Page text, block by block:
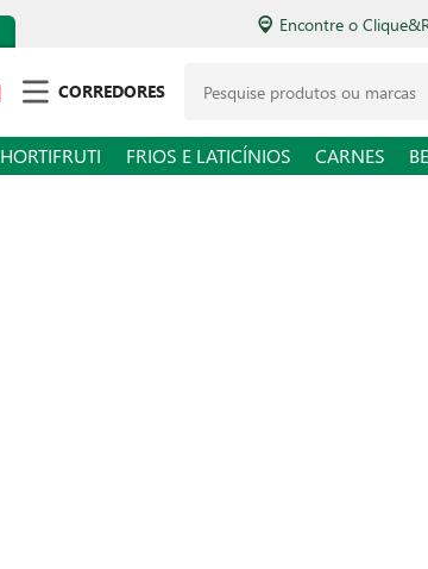
Encontre o
CORREDORES
HORTIFRUTI FRIOS E LATICÍNIOS CARNES